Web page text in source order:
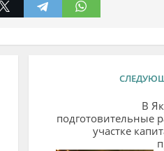
В
подготовительные
участке